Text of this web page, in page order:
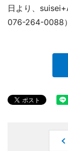
日より、
076-264-0088